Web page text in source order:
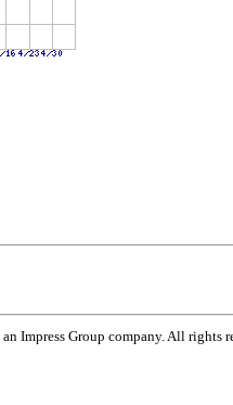
Impress Group company. All rights